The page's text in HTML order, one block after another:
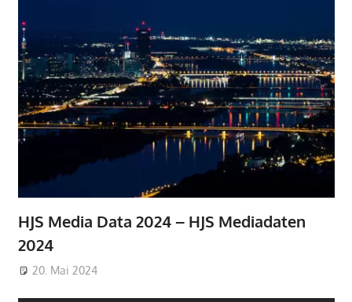
HJS Media Data 2024 – HJS Mediadaten
2024
20. Mai 2024